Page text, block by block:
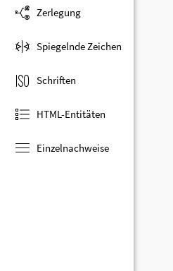
Zerlegung
Spiegelnde Zeichen
Schriften
HTML-Entitäten
Einzelnachweise